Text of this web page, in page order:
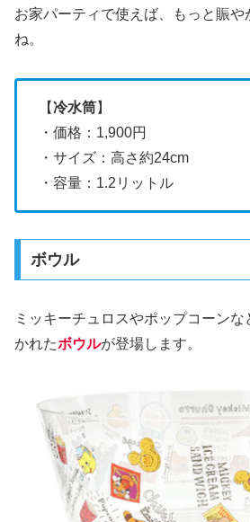
お家パーティで使えば、もっと賑
ね。
【冷水筒】
・価格：1,900円
・サイズ：高さ約24cm
・容量：1.2リットル
ボウル
ミッキーチュロスやポップコーン
かれたボウルが登場します。